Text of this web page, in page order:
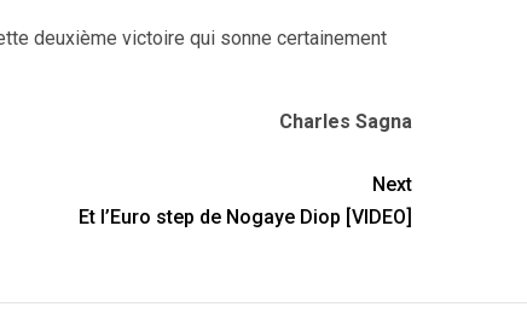
deuxième victoire qui sonne certainement
Charles Sagna
Next
Et l’Euro step de Nogaye Diop [VIDEO]